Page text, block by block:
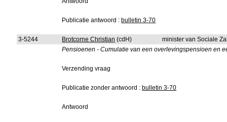
Publicatie antwoord : bulletin 3-70
3-5244 Brotcorne Christian (cdH)
minister van Sociale
Pensioenen - Cumulatie van een overlevingspensioen en
Verzending vraag
Publicatie zonder antwoord : bulletin 3-70
Antwoord